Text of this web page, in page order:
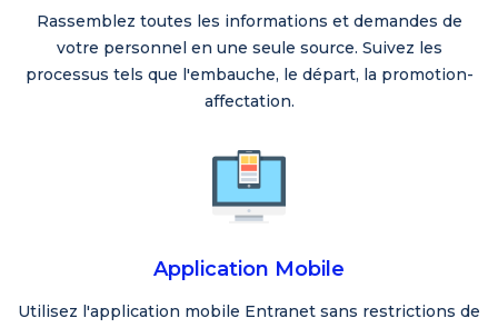
Rassemblez toutes les informations et demandes de
votre personnel en une seule source. Suivez les
processus tels que l'embauche, le départ, la promotion-
affectation.
Application Mobile
Utilisez l'application mobile Entranet sans restrictions de